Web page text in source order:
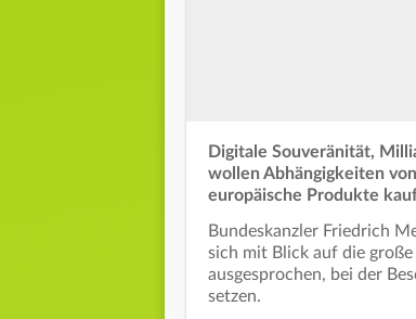
Digitale Souveränität,
wollen Abhängigkeiten
europäische Produkte
Bundeskanzler Friedrich
sich mit Blick auf die
ausgesprochen, bei der
setzen.